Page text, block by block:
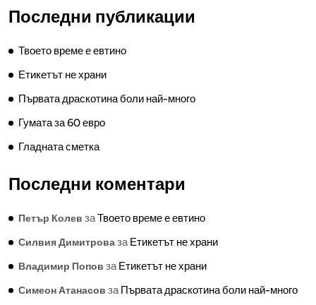
Последни публикации
Твоето време е евтино
Етикетът не храни
Първата драскотина боли най-много
Гумата за 60 евро
Гладната сметка
Последни коментари
Петър Колев заТвоето време е евтино
Силвия ДимитровазаЕтикетът не храни
Владимир Попов заЕтикетът не храни
Симеон Атанасов заПървата драскотина боли най-много